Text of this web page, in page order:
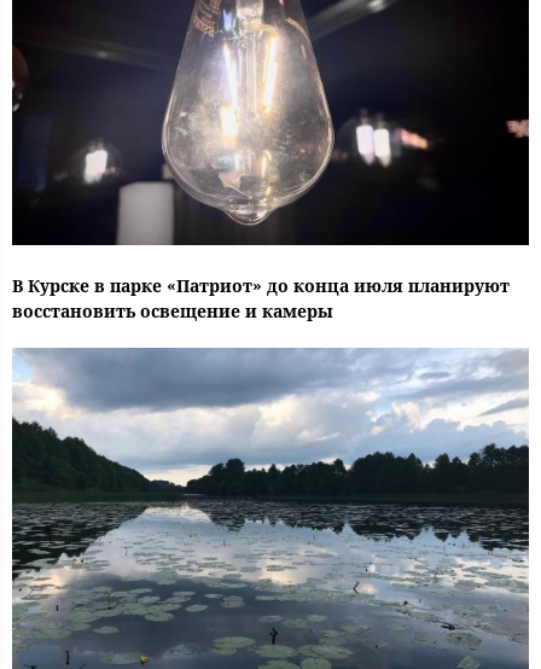
В Курске в парке «Патриот» до конца июля планируют
восстановить освещение и камеры